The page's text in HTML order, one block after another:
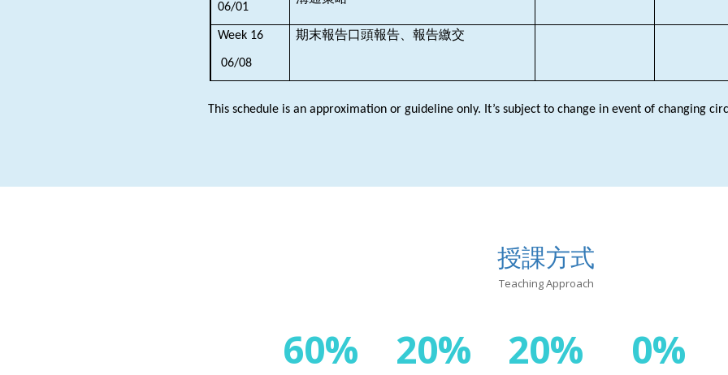
06/01
Week 16
06/08
期末報告口頭報告、 報告繳交
This schedule is an approximation or guideline only. It’s subject to change in event of changing
授課方式
Teaching Approach
60% 20% 20% 0%